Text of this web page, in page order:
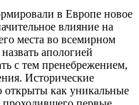
в Европе новое
влияние на
места во всемирном
апологией
с тем пренебрежением,
Исторические
открыты как уникальные